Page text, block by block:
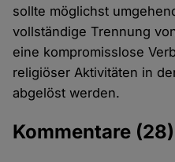
sollte möglichst
vollständige Trennung
eine kompromisslose
religiöser Aktivitäten in
abgelöst werden.
Kommentare (28)